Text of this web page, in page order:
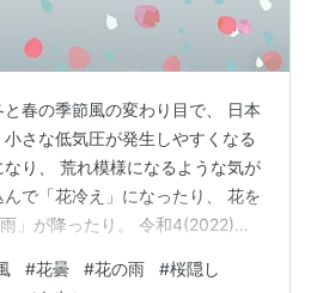
春の季節風の変わり目で、 日本
さな低気圧が発生しやすくなる
り、 荒れ模様になるような気が
で「花冷え」になったり、 花を
」が降ったり。 令和4(2022)年
) が観測されています。 花嵐（は
#花曇 #花の雨 #桜隠し